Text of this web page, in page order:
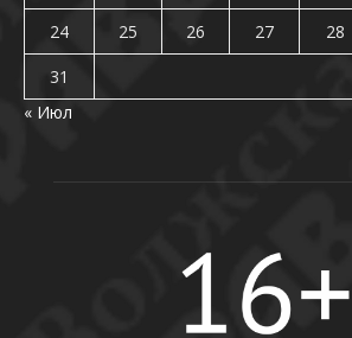
24
25 26 27 28
31
« Июл